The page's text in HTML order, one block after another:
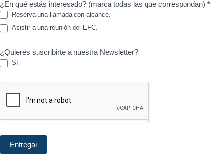
¿En qué estás interesado? (marca todas las que correspondan) *
Reserva una llamada con alcance.
Asistir a una reunión del EFC.
¿Quieres suscribirte a nuestra Newsletter?
Sí
Entregar